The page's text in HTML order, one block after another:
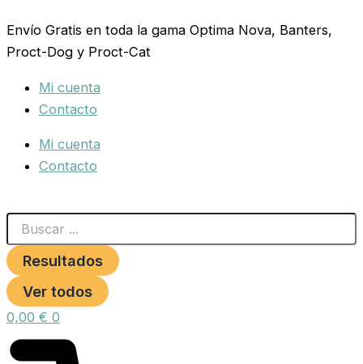
al
contenido
Envío Gratis en toda la gama Optima Nova, Banters,
Proct-Dog y Proct-Cat
Mi cuenta
Contacto
Mi cuenta
Contacto
...
Resultados
Ver todos
0,00 € 0
CABRA
CON
FIBRA
GR.PRODAC
cantidad